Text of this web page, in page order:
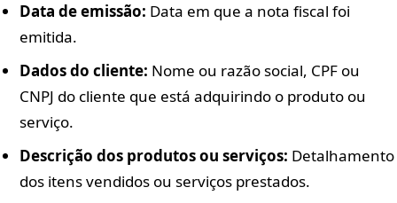
Data de emissão: Data em que a nota fiscal foi
emitida.
Dados do cliente: Nome ou razão social, CPF ou
CNPJ do cliente que está adquirindo o produto ou
serviço.
Descrição dos produtos ou serviços: Detalhamento
dos itens vendidos ou serviços prestados.